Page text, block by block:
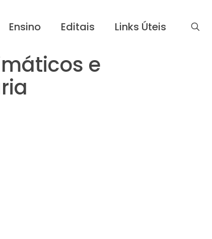
Ensino Editais Links Úteis
e